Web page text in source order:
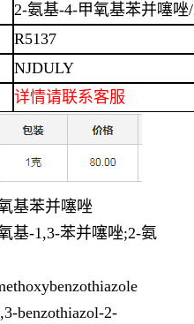
2-氨基-4-甲氧基苯并噻唑
R5137
NJDULY
详情请联系客服
基苯并噻唑
基-1,3-苯并噻唑;2-氨
benzothiazol-2-